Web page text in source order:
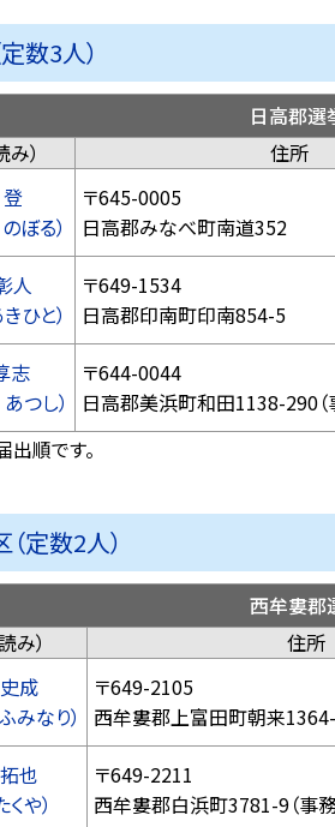
数3人）
日高郡選
）
住所
ぼる）
〒645-0005
日高郡みなべ町南道352
人
ひと）
〒649-1534
日高郡印南町
志
つし）
〒644-0044
日高郡美浜町和田1138-290（
順です。
定数2人）
西牟婁郡
み）
住所
成
みなり）
〒649-2105
西牟婁郡上富田町朝来
也
くや）
〒649-2211
西牟婁郡白浜町3781-9（事